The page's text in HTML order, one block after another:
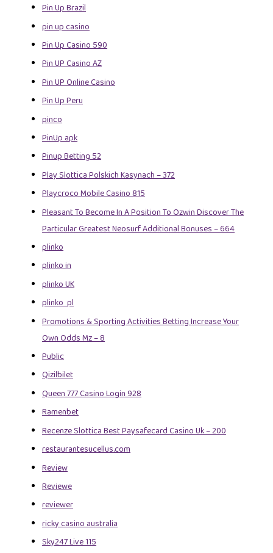
Pin Up Brazil
pin up casino
Pin Up Casino 590
Pin UP Casino AZ
Pin UP Online Casino
Pin Up Peru
pinco
PinUp apk
Pinup Betting 52
Play Slottica Polskich Kasynach – 372
Playcroco Mobile Casino 815
Pleasant To Become In A Position To Ozwin Discover The
Particular Greatest Neosurf Additional Bonuses – 664
plinko
plinko in
plinko UK
plinko_pl
Promotions & Sporting Activities Betting Increase Your
Own Odds Mz – 8
Public
Qizilbilet
Queen 777 Casino Login 928
Ramenbet
Recenze Slottica Best Paysafecard Casino Uk – 200
restaurantesucellus.com
Review
Reviewe
reviewer
ricky casino australia
Sky247 Live 115